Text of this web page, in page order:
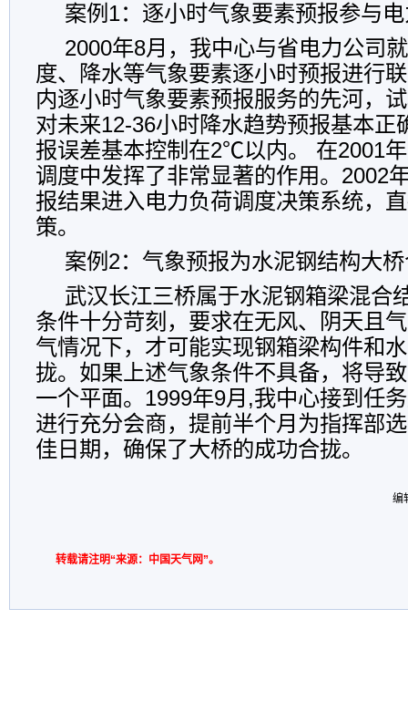
案例1：逐小时气象要素预报参与
2000年8月，我中心与省电力公司
度、降水等气象要素逐小时预报进行
内逐小时气象要素预报服务的先河，
对未来12-36小时降水趋势预报基本正
报误差基本控制在2℃以内。 在2001
调度中发挥了非常显著的作用。2002
报结果进入电力负荷调度决策系统，
策。
案例2：气象预报为水泥钢结构大
武汉长江三桥属于水泥钢箱梁混合
条件十分苛刻，要求在无风、阴天且
气情况下，才可能实现钢箱梁构件和
拢。如果上述气象条件不具备，将导
一个平面。1999年9月,我中心接到任
进行充分会商，提前半个月为指挥部
佳日期，确保了大桥的成功合拢。
编
转载请注明“来源：中国天气网”。